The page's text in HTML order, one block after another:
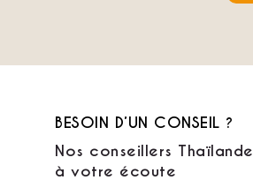
BESOIN D’UN CONSEIL ?
Nos conseillers Thaïlande
à votre écoute